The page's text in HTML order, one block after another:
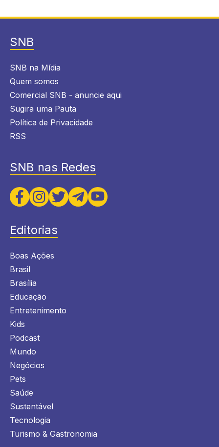
SNB
SNB na Mídia
Quem somos
Comercial SNB - anuncie aqui
Sugira uma Pauta
Política de Privacidade
RSS
SNB nas Redes
Editorias
Boas Ações
Brasil
Brasília
Educação
Entretenimento
Kids
Podcast
Mundo
Negócios
Pets
Saúde
Sustentável
Tecnologia
Turismo & Gastronomia